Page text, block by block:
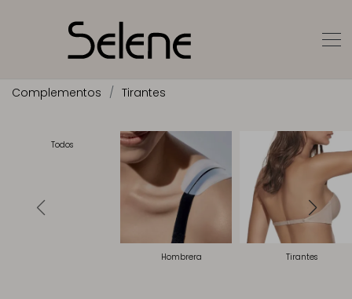
Complementos Tirantes
Todos
Hombrera Tirantes